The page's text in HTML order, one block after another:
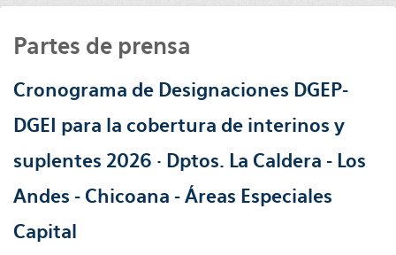
Partes de prensa
Cronograma de Designaciones DGEP-
DGEI para la cobertura de interinos y
suplentes 2026 · Dptos. La Caldera - Los
Andes - Chicoana - Áreas Especiales
Capital